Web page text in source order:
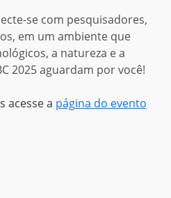
se com pesquisadores,
em um ambiente que
a natureza e a
2025 aguardam por você!
acesse a página do evento